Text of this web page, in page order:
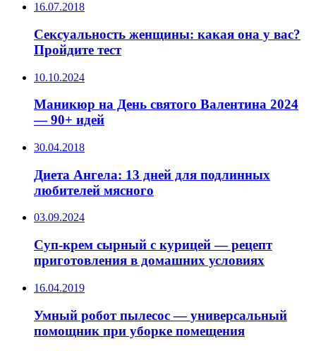
16.07.2018
Сексуальность женщины: какая она у вас?
Пройдите тест
10.10.2024
Маникюр на День святого Валентина 2024
— 90+ идей
30.04.2018
Диета Ангела: 13 дней для подлинных
любителей мясного
03.09.2024
Суп-крем сырный с курицей — рецепт
приготовления в домашних условиях
16.04.2019
Умный робот пылесос — универсальный
помощник при уборке помещения